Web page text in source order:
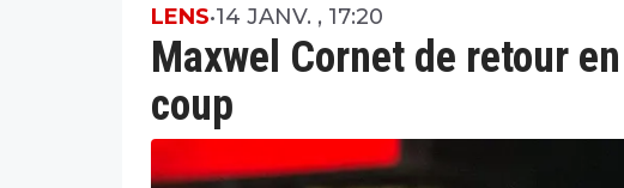
Maxwel Cornet de retour
coup
LENS•14 JANV. , 17:20